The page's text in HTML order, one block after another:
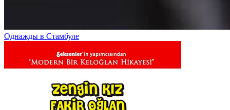
Однажды в Стамбуле